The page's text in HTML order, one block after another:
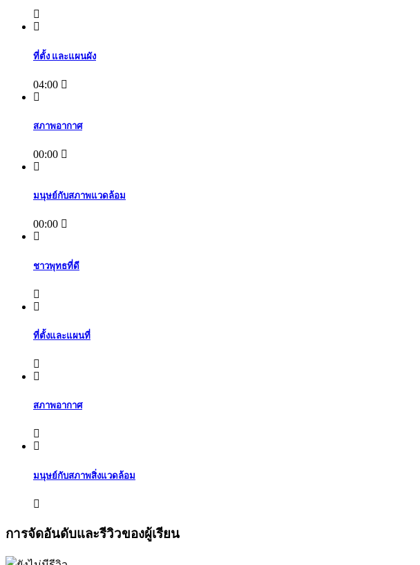
ที่ตั้ง และแผนผัง
04:00
สภาพอากาศ
00:00
มนุษย์กับสภาพแวดล้อม
00:00
ชาวพุทธที่ดี
ที่ตั้งและแผนที่
สภาพอากาศ
มนุษย์กับสภาพสิ่งแวดล้อม
การจัดอันดับและรีวิวของผู้เรียน